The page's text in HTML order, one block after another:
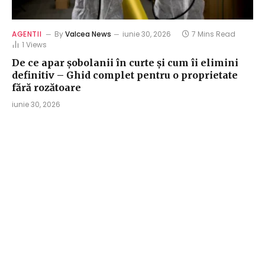
AGENTII ByValcea News iunie 30, 2026
7 Mins Read
1 Views
De ce apar șobolanii în curte și cum îi elimini
definitiv – Ghid complet pentru o proprietate
fără rozătoare
iunie 30, 2026